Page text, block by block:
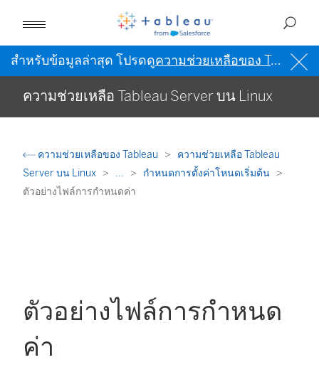
สำหรับข้อมูลล่าสุด โปรดดูความช่วยเหลือของ Tableau เป็นภาษาอังกฤษ (สหรัฐอเมริกา)
ความช่วยเหลือ Tableau Server บน Linux
ความช่วยเหลือของ Tableau
ความช่วยเหลือ Tableau
Server บน Linux
...
กำหนดการตั้งค่าโหนดเริ่มต้น
ตัวอย่างไฟล์การกำหนดค่า
ตัวอย่างไฟล์การกำหนด
ค่า